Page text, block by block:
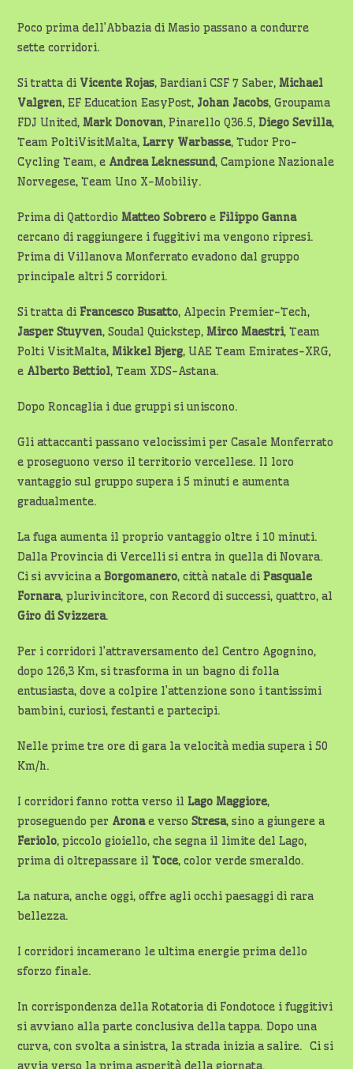
Poco prima dell’Abbazia di Masio passano a condurre
sette corridori.
Si tratta di Vicente Rojas, Bardiani CSF 7 Saber,Michael
Valgren, EF Education EasyPost, Johan Jacobs, Groupama
FDJ United,Mark Donovan, Pinarello Q36.5,Diego Sevilla,
Team PoltiVisitMalta,Larry Warbasse, Tudor Pro-
Cycling Team, e Andrea Leknessund, Campione Nazionale
Norvegese, Team Uno X-Mobiliy.
Prima di QattordioMatteo Sobrero e Filippo Ganna
cercano di raggiungere i fuggitivi ma vengono ripresi.
Prima di Villanova Monferrato evadono dal gruppo
principale altri 5 corridori.
Si tratta di Francesco Busatto, Alpecin Premier-Tech,
Jasper Stuyven, Soudal Quickstep,Mirco Maestri, Team
Polti VisitMalta,Mikkel Bjerg, UAE Team Emirates-XRG,
e Alberto Bettiol, Team XDS-Astana.
Dopo Roncaglia i due gruppi si uniscono.
Gli attaccanti passano velocissimi per Casale Monferrato
e proseguono verso il territorio vercellese. Il loro
vantaggio sul gruppo supera i 5 minuti e aumenta
gradualmente.
La fuga aumenta il proprio vantaggio oltre i 10 minuti.
Dalla Provincia di Vercelli si entra in quella di Novara.
Ci si avvicina aBorgomanero, città natale diPasquale
Fornara, plurivincitore, con Record di successi, quattro, al
Giro di Svizzera.
Per i corridori l’attraversamento del Centro Agognino,
dopo 126,3 Km, si trasforma in un bagno di folla
entusiasta, dove a colpire l’attenzione sono i tantissimi
bambini, curiosi, festanti e partecipi.
Nelle prime tre ore di gara la velocità media supera i 50
Km/h.
I corridori fanno rotta verso ilLago Maggiore,
proseguendo per Aronae versoStresa, sino a giungere a
Feriolo, piccolo gioiello, che segna il limite del Lago,
prima di oltrepassare ilToce, color verde smeraldo.
La natura, anche oggi, offre agli occhi paesaggi di rara
bellezza.
I corridori incamerano le ultima energie prima dello
sforzo finale.
In corrispondenza della Rotatoria di Fondotoce i fuggitivi
si avviano alla parte conclusiva della tappa. Dopo una
curva, con svolta a sinistra, la strada inizia a salire. Ci si
avvia verso la prima asperità della giornata.